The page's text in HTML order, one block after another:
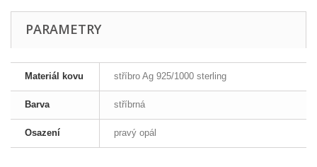
PARAMETRY
Materiál kovu stříbro Ag 925/1000 sterling
Barva stříbrná
Osazení pravý opál